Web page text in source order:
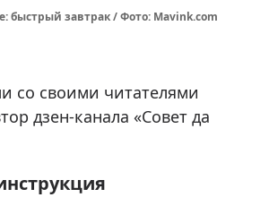
быстрый завтрак / Фото: Mavink.com
со своими читателями
дзен-канала «Совет да